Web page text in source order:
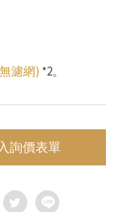
濾網) *2。
詢價表單